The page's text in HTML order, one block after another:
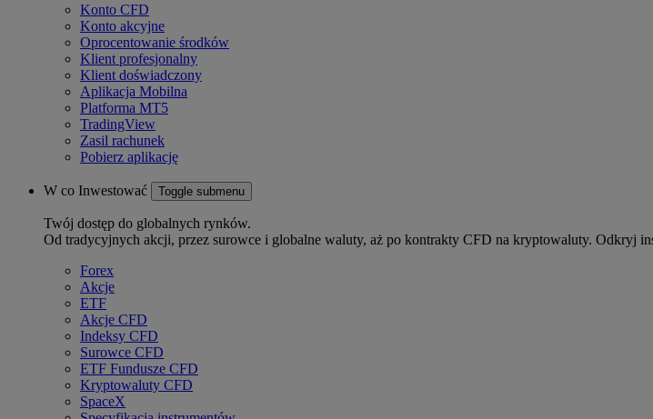
Konto CFD
Konto akcyjne
Oprocentowanie środków
Klient profesjonalny
Klient doświadczony
Aplikacja Mobilna
Platforma MT5
TradingView
Zasil rachunek
Pobierz aplikację
W co Inwestować Toggle submenu
Twój dostęp do globalnych rynków.
Od tradycyjnych akcji, przez surowce i globalne waluty, aż po kontrakty CFD na kryptowaluty. Odkryj
Forex
Akcje
ETF
Akcje CFD
Indeksy CFD
Surowce CFD
ETF Fundusze CFD
Kryptowaluty CFD
SpaceX